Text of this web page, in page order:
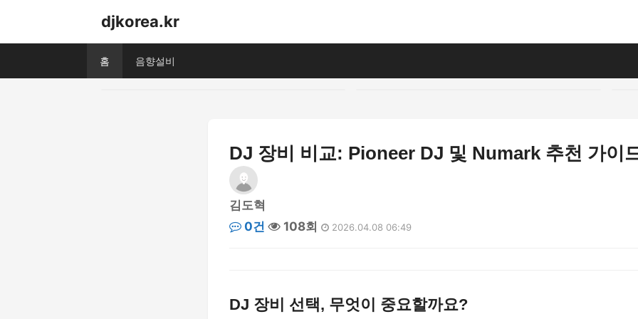
djkorea.kr
홈 음향설비
DJ 장비 비교: Pioneer DJ 및 Numark 추천 가이
김도혁
0건
108회 2026.04.08 06:49
DJ 장비 선택, 무엇이 중요할까요?